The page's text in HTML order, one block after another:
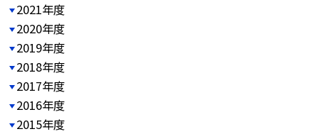
2021年度
2020年度
2019年度
2018年度
2017年度
2016年度
2015年度